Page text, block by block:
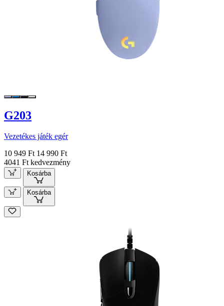
G203
Vezetékes játék egér
10 949 Ft 14 990 Ft
4041 Ft kedvezmény
Kosárba
Kosárba